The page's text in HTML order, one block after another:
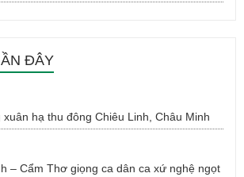
ĐÂY
hạ thu đông Chiêu Linh, Châu Minh
– Cẩm Thơ giọng ca dân ca xứ nghệ ngọt